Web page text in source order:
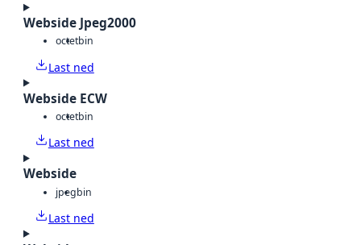
Webside Jpeg2000
octetbin
Last ned
Webside ECW
octetbin
Last ned
Webside
jpegbin
Last ned